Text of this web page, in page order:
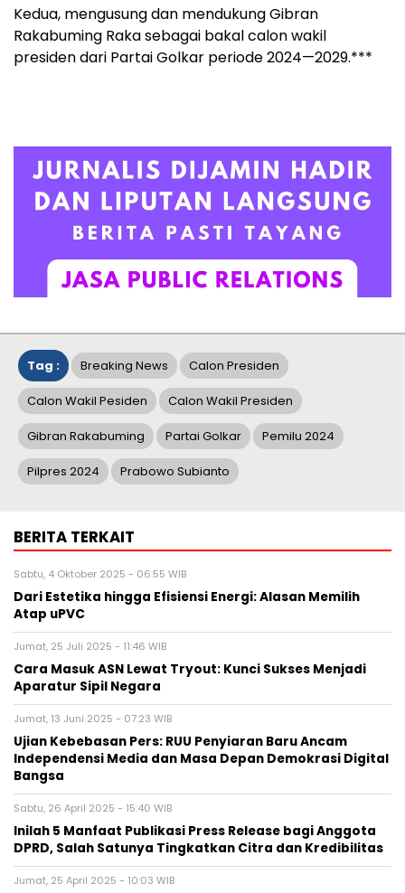
Kedua, mengusung dan mendukung Gibran
Rakabuming Raka sebagai bakal calon wakil
presiden dari Partai Golkar periode 2024—2029.***
Tag : Breaking News Calon Presiden
Calon Wakil Pesiden Calon Wakil Presiden
Gibran Rakabuming Partai Golkar Pemilu 2024
Pilpres 2024 Prabowo Subianto
BERITA TERKAIT
Sabtu, 4 Oktober 2025 - 06:55 WIB
Dari Estetika hingga Efisiensi Energi: Alasan Memilih
Atap uPVC
Jumat, 25 Juli 2025 - 11:46 WIB
Cara Masuk ASN Lewat Tryout: Kunci Sukses Menjadi
Aparatur Sipil Negara
Jumat, 13 Juni 2025 - 07:23 WIB
Ujian Kebebasan Pers: RUU Penyiaran Baru Ancam
Independensi Media dan Masa Depan Demokrasi Digital
Bangsa
Sabtu, 26 April 2025 - 15:40 WIB
Inilah 5 Manfaat Publikasi Press Release bagi Anggota
DPRD, Salah Satunya Tingkatkan Citra dan Kredibilitas
Jumat, 25 April 2025 - 10:03 WIB